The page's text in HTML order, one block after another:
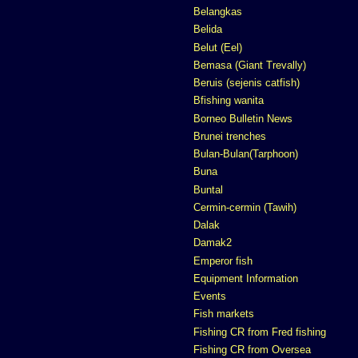
Belangkas
Belida
Belut (Eel)
Bemasa (Giant Trevally)
Beruis (sejenis catfish)
Bfishing wanita
Borneo Bulletin News
Brunei trenches
Bulan-Bulan(Tarphoon)
Buna
Buntal
Cermin-cermin (Tawih)
Dalak
Damak2
Emperor fish
Equipment Information
Events
Fish markets
Fishing CR from Fred fishing
Fishing CR from Oversea